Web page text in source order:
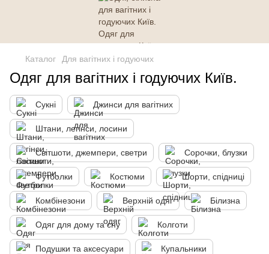
Каталог Для вагітних і годуючих
Одяг для вагітних і годуючих Київ.
Сукні Джинси для вагітних
Штани, легінси, лосини
Світшоти, джемпери, светри Сорочки, блузки
Футболки Костюми Шорти, спідниці
Комбінезони Верхній одяг Білизна
Одяг для дому та сну Колготи
Подушки та аксесуари Купальники